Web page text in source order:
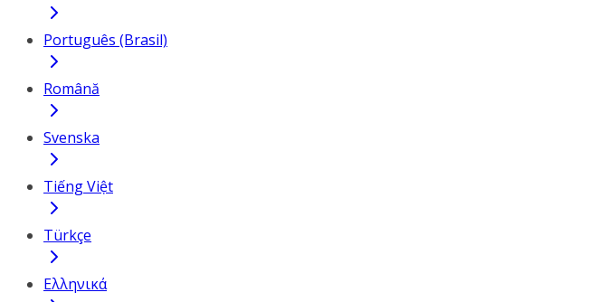
Português (Brasil)
Română
Svenska
Tiếng Việt
Türkçe
Ελληνικά